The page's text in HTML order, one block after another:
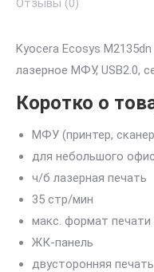
Отзывы (0)
Kyocera Ecosys
лазерное МФУ, USB2.0,
Коротко о
МФУ (принтер,
для небольшого
ч/б лазерная печать
35 стр/мин
макс. формат печати
ЖК-панель
двусторонняя печать